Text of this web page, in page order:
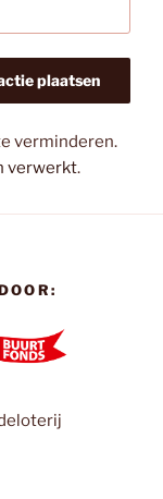
verminderen.
verwerkt.